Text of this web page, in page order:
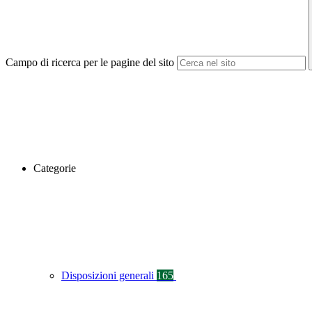
Campo di ricerca per le pagine del sito
Categorie
Disposizioni generali 165